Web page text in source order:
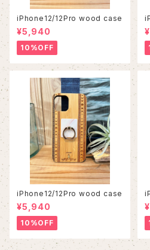
iPhone12/12Pro wood case
¥5,940
10%OFF
iPhone12/12Pro wood case
¥5,940
10%OFF